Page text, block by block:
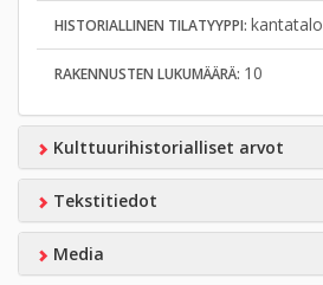
HISTORIALLINEN TILATYYPPI: kantatalo
RAKENNUSTEN LUKUMÄÄRÄ: 10
Kulttuurihistorialliset arvot
Tekstitiedot
Media